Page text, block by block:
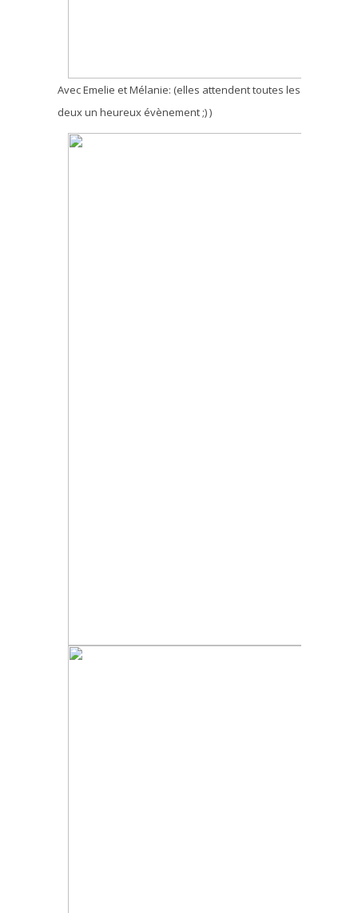
Avec Emelie et Mélanie: (elles attendent toutes les
deux un heureux évènement ;) )